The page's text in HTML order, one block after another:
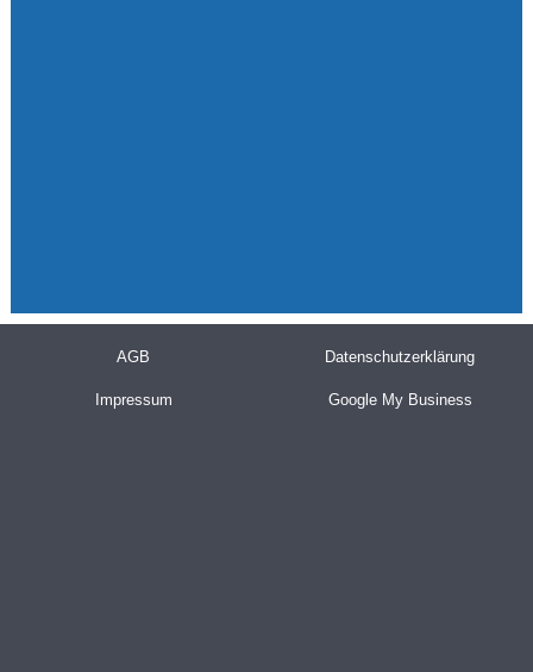
AGB Datenschutzerklärung
Impressum Google My Business